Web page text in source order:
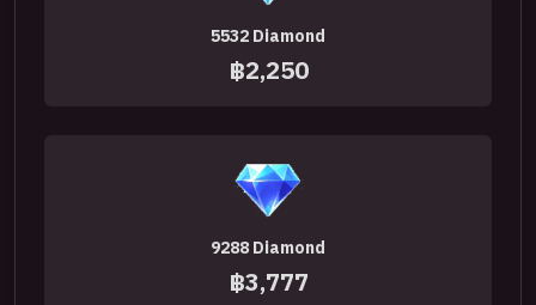
5532 Diamond
฿2,250
9288 Diamond
฿3,777